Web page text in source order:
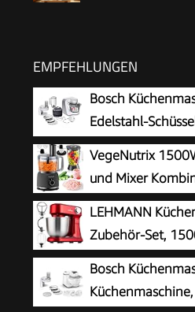
EMPFEHLUNGEN
Bosch
Edelstahl-
Schlag- und
spülmaschinenfest, Mixer
Durchlaufschnitzler, 3
MUM58W20
VegeNutrix
und Mixer
Zerkleinerer für
Teig, 2L Standmixer mit
Smoothies, Saft usw.
LEHMANN
Zubehör-Set,
mit 12
Rührschüssel,
Knetmaschine mit 3
Bosch